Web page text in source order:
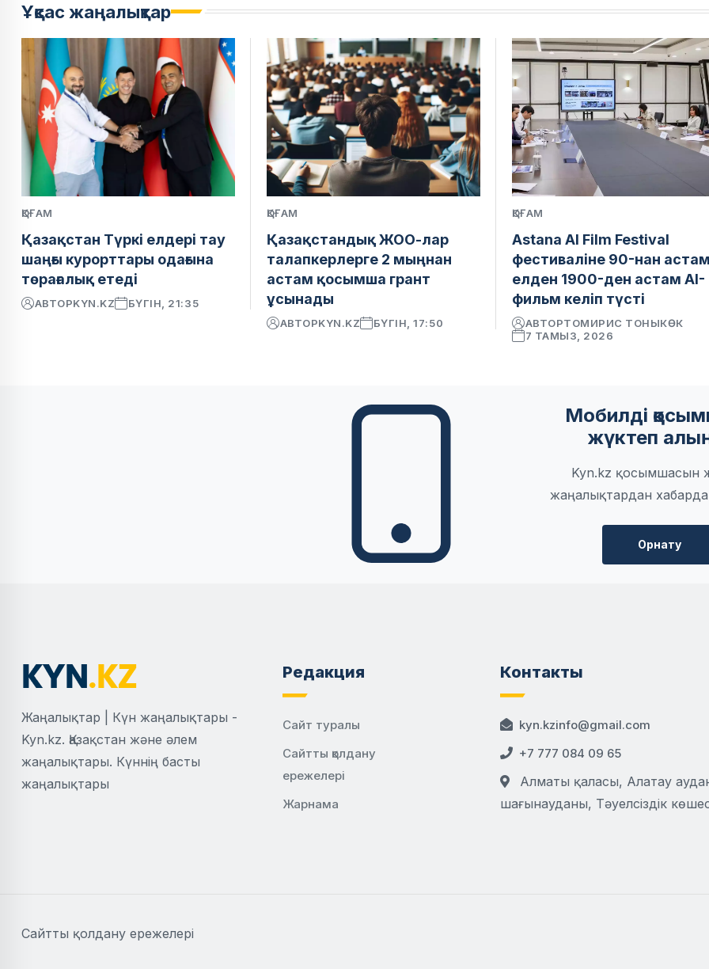
Ұқсас жаңалықтар
ҚОҒАМ
Қазақстан Түркі елдері тау
шаңғы курорттары одағына
төрағалық етеді
АВТОРKYN.KZ БҮГІН, 21:35
ҚОҒАМ
Қазақстандық ЖОО-лар
талапкерлерге 2 мыңнан
астам қосымша грант
ұсынады
АВТОРKYN.KZ БҮГІН, 17:50
ҚОҒАМ
Astana AI Film Festival
фестиваліне 90-нан
елден 1900-ден астам AI-
фильм келіп түсті
АВТОРТОМИРИС ТОНЫКӨК
7 ТАМЫЗ, 2026
Мобилді
жүктеп
Kyn.kz қосымшасын
жаңалықтардан
Орнату
Жаңалықтар | Күн жаңалықтары -
Kyn.kz. Қазақстан және әлем
жаңалықтары. Күннің басты
жаңалықтары
Редакция
Сайт туралы
Сайтты қолдану
ережелері
Жарнама
Контакты
kyn.kzinfo@gmail.com
+7 777 084 09 65
Алматы қаласы, Алатау
шағынауданы, Тәуелсіздік
Сайтты қолдану ережелері